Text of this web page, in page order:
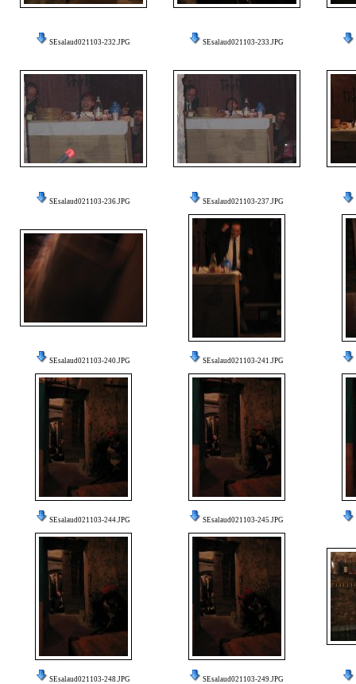
SEsalaud021103-232.JPG SEsalaud021103-233.JPG
SEsalaud021103-236.JPG SEsalaud021103-237.JPG
SEsalaud021103-240.JPG SEsalaud021103-241.JPG
SEsalaud021103-244.JPG SEsalaud021103-245.JPG
SEsalaud021103-248.JPG SEsalaud021103-249.JPG